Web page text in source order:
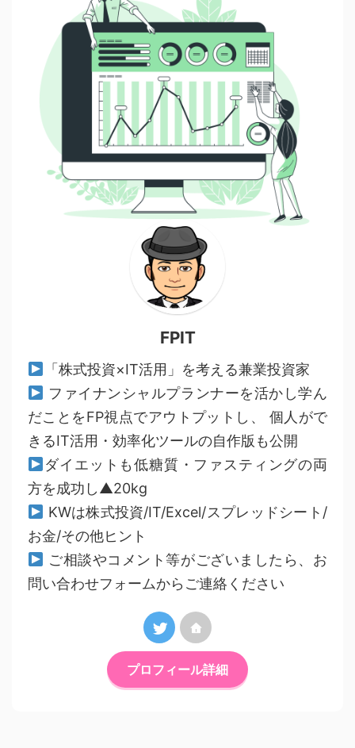
FPIT
「株式投資×IT活用」を考える兼業投資家
ファイナンシャルプランナーを活かし学ん
だことをFP視点でアウトプットし、 個人がで
きるIT活用・効率化ツールの自作版も公開
ダイエットも低糖質・ファスティングの両
方を成功し▲20kg
KWは株式投資/IT/Excel/スプレッドシート/
お金/その他ヒント
ご相談やコメント等がございましたら、お
問い合わせフォームからご連絡ください
プロフィール詳細